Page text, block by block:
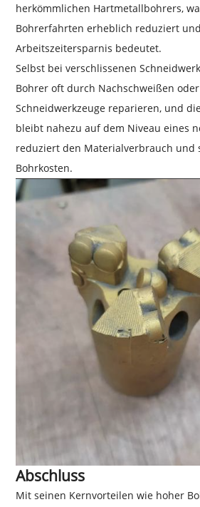
herkömmlichen Hartmetallbohrers,
Bohrerfahrten erheblich reduziert
Arbeitszeitersparnis bedeutet.
Selbst bei verschlissenen
Bohrer oft durch Nachschweißen
Schneidwerkzeuge reparieren, und
bleibt nahezu auf dem Niveau eines
reduziert den Materialverbrauch und
Bohrkosten.
Abschluss
Mit seinen Kernvorteilen wie hoher